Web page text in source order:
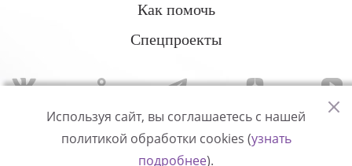
Как помочь
Спецпроекты
Политика конфиденциальности
Используя сайт, вы соглашаетесь с нашей
политикой обработки cookies (узнать
подробнее).